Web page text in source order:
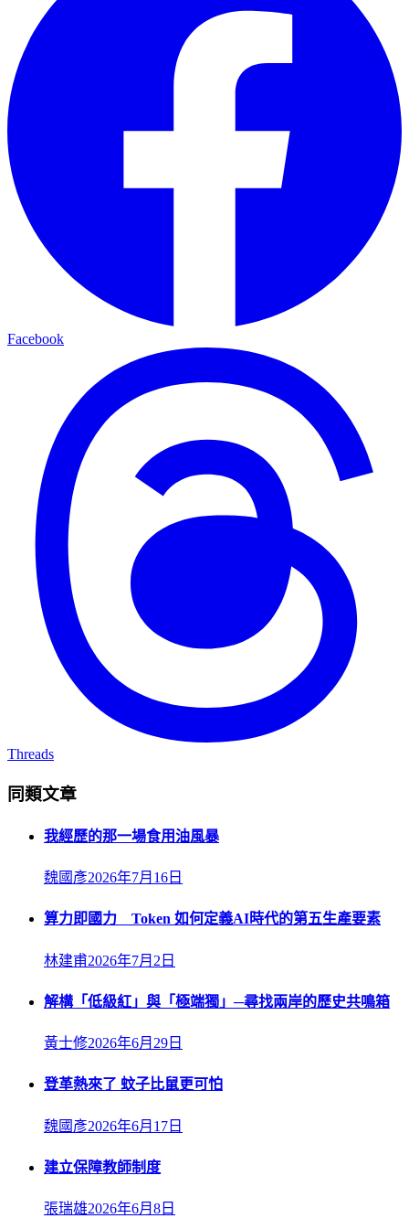
Facebook
Threads
同類文章
我經歷的那一場食用油風暴
魏國彥2026年7月16日
算力即國力 Token 如何定義AI時代的第五生產要素
林建甫2026年7月2日
解構「低級紅」與「極端獨」─尋找兩岸的歷史共鳴箱
黃士修2026年6月29日
登革熱來了 蚊子比鼠更可怕
魏國彥2026年6月17日
建立保障教師制度
張瑞雄2026年6月8日